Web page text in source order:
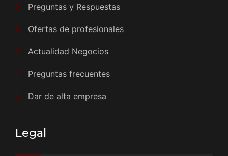
Preguntas y Respuestas
Ofertas de profesionales
Actualidad Negocios
Preguntas frecuentes
Dar de alta empresa
Legal